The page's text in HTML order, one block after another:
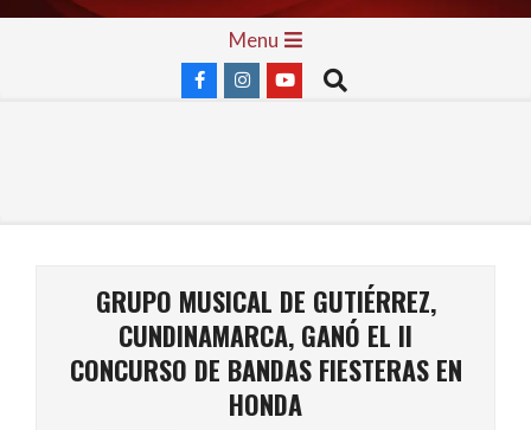
Skip
Menu
Search
GRUPO MUSICAL DE GUTIÉRREZ,
CUNDINAMARCA, GANÓ EL II
CONCURSO DE BANDAS FIESTERAS EN
HONDA